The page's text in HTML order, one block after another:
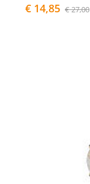
€ 14,85 € 27,00